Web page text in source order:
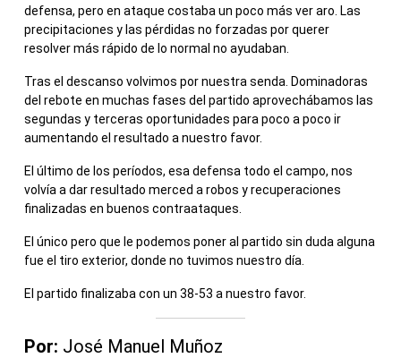
defensa, pero en ataque costaba un poco más ver aro. Las
precipitaciones y las pérdidas no forzadas por querer
resolver más rápido de lo normal no ayudaban.
Tras el descanso volvimos por nuestra senda. Dominadoras
del rebote en muchas fases del partido aprovechábamos las
segundas y terceras oportunidades para poco a poco ir
aumentando el resultado a nuestro favor.
El último de los períodos, esa defensa todo el campo, nos
volvía a dar resultado merced a robos y recuperaciones
finalizadas en buenos contraataques.
El único pero que le podemos poner al partido sin duda alguna
fue el tiro exterior, donde no tuvimos nuestro día.
El partido finalizaba con un 38-53 a nuestro favor.
Por: José Manuel Muñoz